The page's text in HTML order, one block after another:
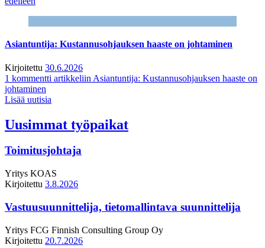
Asiantuntija: Kustannusohjauksen haaste on johtaminen
Kirjoitettu 30.6.2026
1 kommentti artikkeliin Asiantuntija: Kustannusohjauksen haaste on
johtaminen
Lisää uutisia
Uusimmat työpaikat
Toimitusjohtaja
Yritys KOAS
Kirjoitettu 3.8.2026
Vastuusuunnittelija, tietomallintava suunnittelija
Yritys FCG Finnish Consulting Group Oy
Kirjoitettu 20.7.2026